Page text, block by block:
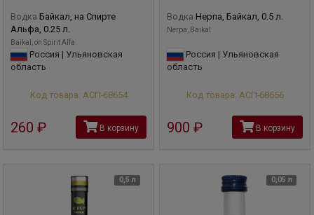
Водка Байкал, на Спирте
Альфа, 0.25 л.
Baikal, on Spirit Alfa
Россия | Ульяновская
область
Код товара: АСП-68654
260 В корзину
Водка Нерпа, Байкал, 0.5 л.
Nerpa, Baikal
Россия | Ульяновская
область
Код товара: АСП-68656
900 В корзину
0,5 л 0,05 л